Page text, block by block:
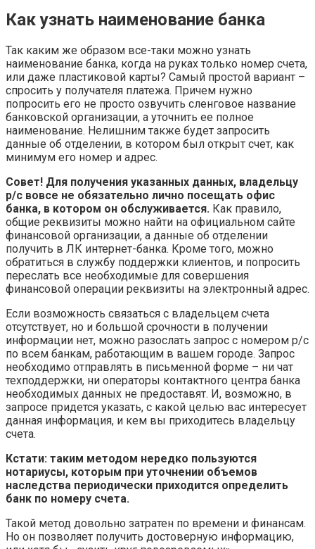
Как узнать наименование банка
Так каким же образом все-таки можно узнать
наименование банка, когда на руках только номер счета,
или даже пластиковой карты? Самый простой вариант –
спросить у получателя платежа. Причем нужно
попросить его не просто озвучить сленговое название
банковской организации, а уточнить ее полное
наименование. Нелишним также будет запросить
данные об отделении, в котором был открыт счет, как
минимум его номер и адрес.
Совет! Для получения указанных данных, владельцу
р/с вовсе не обязательно лично посещать офис
банка, в котором он обслуживается. Как правило,
общие реквизиты можно найти на официальном сайте
финансовой организации, а данные об отделении
получить в ЛК интернет-банка. Кроме того, можно
обратиться в службу поддержки клиентов, и попросить
переслать все необходимые для совершения
финансовой операции реквизиты на электронный адрес.
Если возможность связаться с владельцем счета
отсутствует, но и большой срочности в получении
информации нет, можно разослать запрос с номером р/с
по всем банкам, работающим в вашем городе. Запрос
необходимо отправлять в письменной форме – ни чат
техподдержки, ни операторы контактного центра банка
необходимых данных не предоставят. И, возможно, в
запросе придется указать, с какой целью вас интересует
данная информация, и кем вы приходитесь владельцу
счета.
Кстати: таким методом нередко пользуются
нотариусы, которым при уточнении объемов
наследства периодически приходится определить
банк по номеру счета.
Такой метод довольно затратен по времени и финансам.
Но он позволяет получить достоверную информацию,